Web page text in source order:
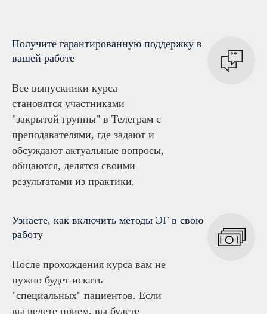
Получите гарантированную поддержку в
вашей работе
Все выпускники курса
становятся участниками
"закрытой группы" в Телеграм с
преподавателями, где задают и
обсуждают актуальные вопросы,
общаются, делятся своими
результатами из практики.
Узнаете, как включить методы ЭГ в свою
работу
После прохождения курса вам не
нужно будет искать
"специальных" пациентов. Если
вы ведете прием, вы будете